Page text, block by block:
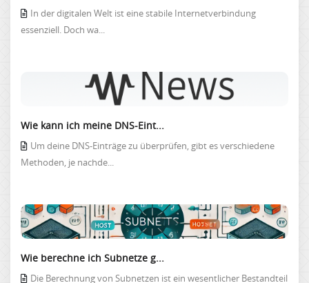
In der digitalen Welt ist eine stabile Internetverbindung
essenziell. Doch wa...
Wie kann ich meine DNS-Eint...
Um deine DNS-Einträge zu überprüfen, gibt es verschiedene
Methoden, je nachde...
Wie berechne ich Subnetze g...
Die Berechnung von Subnetzen ist ein wesentlicher Bestandteil